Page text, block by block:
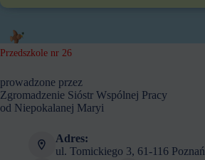
Przedszkole nr 26
prowadzone przez
Zgromadzenie Sióstr Wspólnej Pracy
od Niepokalanej Maryi
Adres:
ul. Tomickiego 3, 61-116 Poznań